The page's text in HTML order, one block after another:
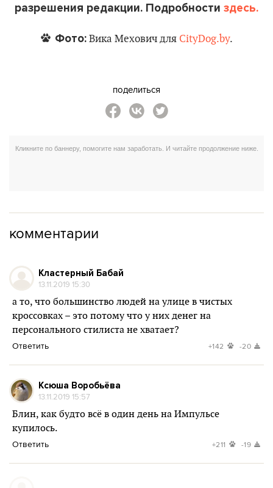
разрешения редакции. Подробности здесь.
Фото:Вика Мехович для CityDog.by.
поделиться
комментарии
Кластерный Бабай
13.11.2019 15:30
а то, что большинство людей на улице в чистых
кроссовках – это потому что у них денег на
персонального стилиста не хватает?
Ответить +142 -20
Ксюша Воробьёва
13.11.2019 15:57
Блин, как будто всё в один день на Импульсе
купилось.
Ответить +211 -19